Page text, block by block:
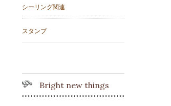
シーリング関連
スタンプ
Bright new things